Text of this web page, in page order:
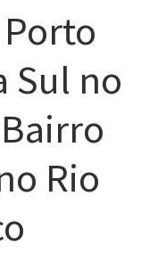
Sul no
Rio